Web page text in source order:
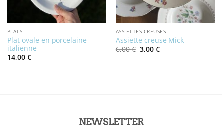
PLATS
Plat ovale en porcelaine
italienne
14,00 €
ASSIETTES CREUSES
Assiette creuse Mick
6,00€ Le
prix
3,00 €Le
prix
NEWSLETTER